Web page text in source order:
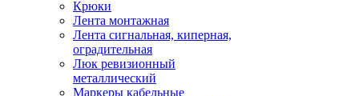
Крюки
Лента монтажная
Лента сигнальная, киперная,
оградительная
Люк ревизионный
металлический
Маркеры кабельные